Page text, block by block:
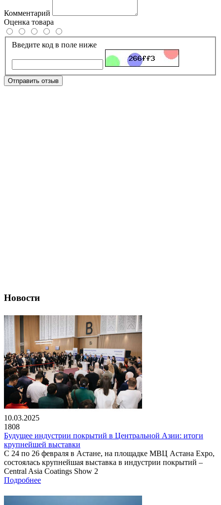
Комментарий
Оценка товара
Введите код в поле ниже
Отправить отзыв
Новости
10.03.2025
1808
Будущее индустрии покрытий в Центральной Азии: итоги
крупнейшей выставки
С 24 по 26 февраля в Астане, на площадке МВЦ Астана Expo,
состоялась крупнейшая выставка в индустрии покрытий –
Central Asia Coatings Show 2
Подробнее